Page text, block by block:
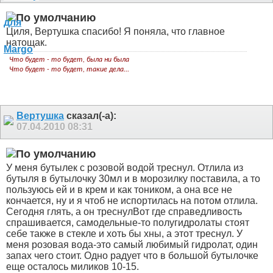
Циля, Вертушка спасибо! Я поняла, что главное
натощак.
Что будет - то будет, была ни была
Что будет - то будет, такие дела...
Вертушка сказал(-а):
07.04.2010 08:31
У меня бутылек с розовой водой треснул. Отлила из
бутыля в бутылочку 30мл и в морозилку поставила, а то
пользуюсь ей и в крем и как тоником, а она все не
кончается, ну и я чтоб не испортилась на потом отлила.
Сегодня глять, а он треснулВот где справедливость
спрашивается, самодельные-то полугидролаты стоят
себе также в стекле и хоть бы хны, а этот треснул. У
меня розовая вода-это самый любимый гидролат, один
запах чего стоит. Одно радует что в большой бутылочке
еще осталось миликов 10-15.